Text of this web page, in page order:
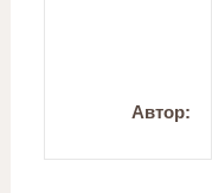
Автор: